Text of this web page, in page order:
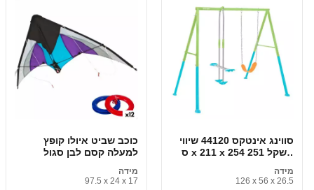
כוכב שביט איולו קופץ
למעלה קסם לבן סגול
מידה
97.5 x 24 x 17
סווינג אינטקס 44120 שיווי
משקל 251 x 211 x 254 ס
מידה
126 x 56 x 26.5